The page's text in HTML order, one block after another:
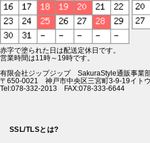
赤字で塗られた日は配送定休日です。
営業時間は11時～19時です。
有限会社ジップジップ SakuraStyle通販事業
〒650-0021 神戸市中央区三宮町3-9-19イト
Tel:078-332-2013 FAX:078-333-6644
SSL/TLSとは?